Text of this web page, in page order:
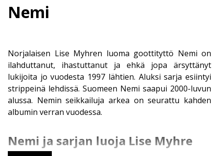
Nemi
Norjalaisen Lise Myhren luoma goottityttö Nemi on
ilahduttanut, ihastuttanut ja ehkä jopa ärsyttänyt
lukijoita jo vuodesta 1997 lähtien. Aluksi sarja esiintyi
strippeinä lehdissä. Suomeen Nemi saapui 2000-luvun
alussa. Nemin seikkailuja arkea on seurattu kahden
albumin verran vuodessa.
Nemi ja sarjan luoja Lise Myhre